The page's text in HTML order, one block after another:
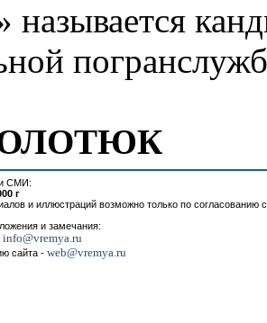
называется
СМИ:
г
и иллюстраций возможно только по согласованию
и замечания:
info@vremya.ru
сайта - web@vremya.ru